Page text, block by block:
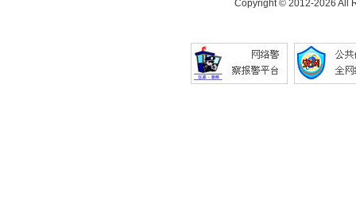
Copyright © 2012-2026 All